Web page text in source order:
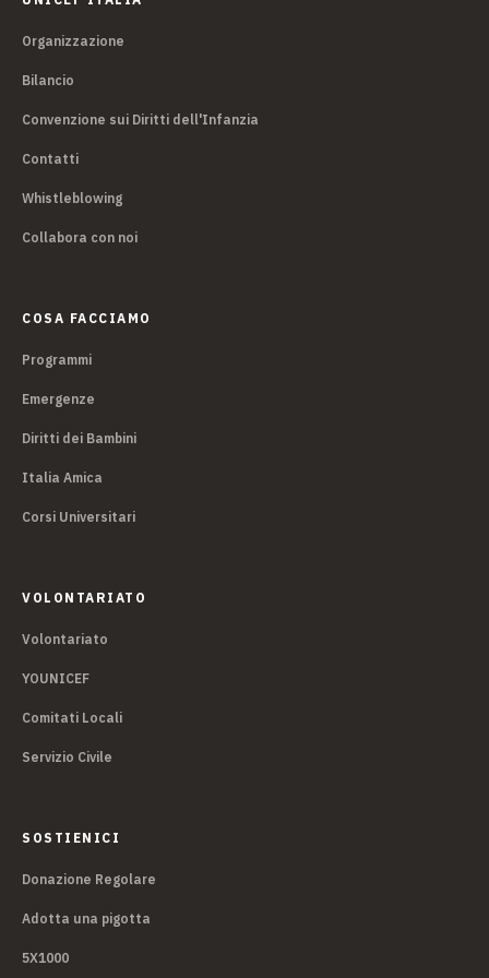
Organizzazione
Bilancio
Convenzione sui Diritti dell'Infanzia
Contatti
Whistleblowing
Collabora con noi
COSA FACCIAMO
Programmi
Emergenze
Diritti dei Bambini
Italia Amica
Corsi Universitari
VOLONTARIATO
Volontariato
YOUNICEF
Comitati Locali
Servizio Civile
SOSTIENICI
Donazione Regolare
Adotta una pigotta
5X1000